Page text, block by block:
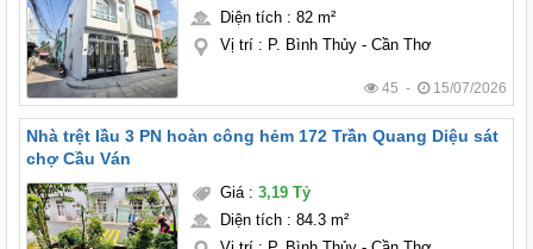
Diện tích: 82 m²
Vị trí: P. Bình Thủy - Cần Thơ
45 - 15/07/2026
Nhà trệt lầu 3 PN hoàn công hẻm 172 Trần Quang Diệu sát
chợ Cầu Ván
Giá: 3,19 Tỷ
Diện tích: 84.3 m²